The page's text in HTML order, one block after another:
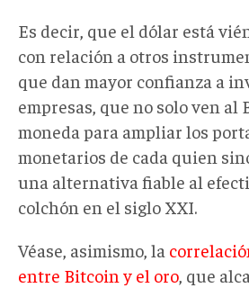
Es decir, que el dólar está
con relación a otros
que dan mayor confianza a
empresas, que no solo ven al
moneda para ampliar los
monetarios de cada quien
una alternativa fiable al
colchón en el siglo XXI.
Véase, asimismo, la
entre Bitcoin y el oro, que